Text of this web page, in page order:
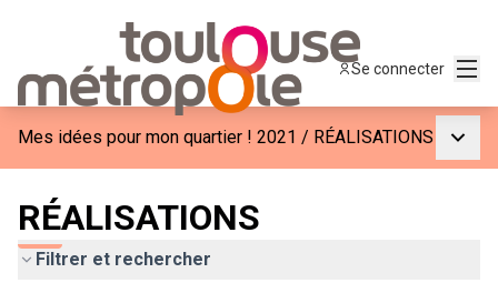
Se connecter
Mes idées pour mon quartier ! 2021 / RÉALISATIONS
RÉALISATIONS
Filtrer et rechercher